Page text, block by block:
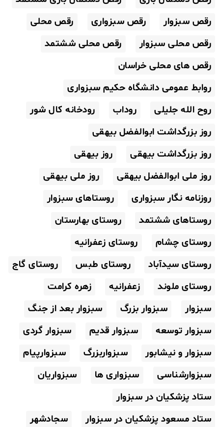
رقص سبزوار
رقص سبزواری
رقص محلی
رقص محلی سبزوار
رقص محلی ششتمد
رقص های محلی خراسان
روابط عمومی دانشگاه حکیم سبزواری
روح الله جلیلی
روداب
رودخانه کال شور
روز بزرگداشت ابوالفضل بیهقی
روز بزرگداشت بیهقی
روز بیهقی
روز ملی ابوالفضل بیهقی
روز ملی بیهقی
روزنامه نگار سبزواری
روستاهای سبزوار
روستاهای ششتمد
روستای بهارستان
روستای چشام
روستای زعفرانیه
روستای سیدآباد
روستای طبس
روستای گاج
روستای ملوند
زعفرانیه
زهره کرامت
سبزوار
سبزوار بزرگ
سبزوار بعد از جنگ
سبزوار توسعه
سبزوار قدیم
سبزوار گردی
سبزوار و نیشابور
سبزواربزرگ
سبزوارپیام
سبزوارشناسی
سبزواری ها
سبزواریان
ستاد پزشکیان در سبزوار
ستاد مسعود پزشکیان در سبزوار
سجادشهر